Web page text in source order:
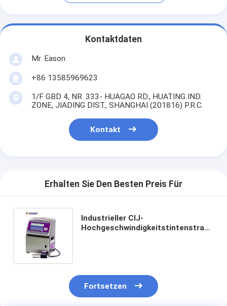
Kontaktdaten
Mr. Eason
+86 13585969623
1/F GBD 4, NR. 333- HUAGAO RD., HUATING IND.
ZONE, JIADING DIST., SHANGHAI (201816) P.R.C.
Kontakt
Erhalten Sie Den Besten Preis Für
Industrieller CIJ-
Hochgeschwindigkeitstintenstrahl-
Fortsetzen